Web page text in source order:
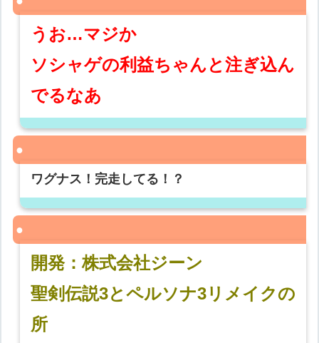
うお…マジか
ソシャゲの利益ちゃんと注ぎ込ん
でるなあ
ワグナス！完走してる！？
開発：株式会社ジーン
聖剣伝説3とペルソナ3リメイクの
所